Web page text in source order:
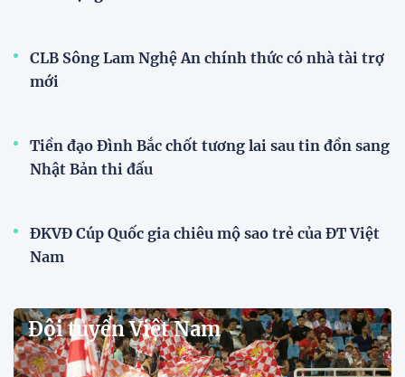
dịch ASIAD 2026
Dàn sao U23 Việt Nam hội quân,
sẵn sàng chinh phục ASIAD
Singapore
11:22 28/07/2026